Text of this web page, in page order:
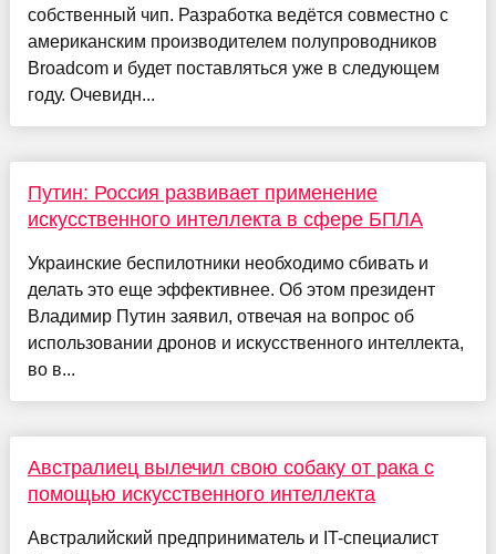
собственный чип. Разработка ведётся совместно с
американским производителем полупроводников
Broadcom и будет поставляться уже в следующем
году. Очевидн...
Путин: Россия развивает применение
искусственного интеллекта в сфере БПЛА
Украинские беспилотники необходимо сбивать и
делать это еще эффективнее. Об этом президент
Владимир Путин заявил, отвечая на вопрос об
использовании дронов и искусственного интеллекта,
во в...
Австралиец вылечил свою собаку от рака с
помощью искусственного интеллекта
Австралийский предприниматель и IT-специалист